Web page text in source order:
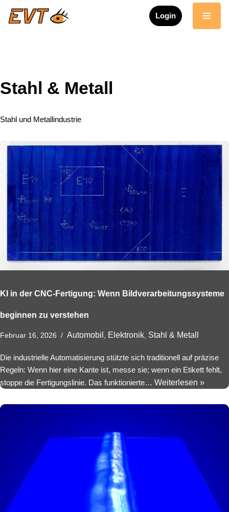
Login
Stahl & Metall
Stahl und Metallindustrie
KI in der CNC-Fertigung: Wenn Bildverarbeitungssysteme
beginnen zu verstehen
Februar 16, 2026 Automobil , Elektronik, Stahl & Metall
Die industrielle Automatisierung stützte sich traditionell auf präzise
Regeln: Wenn hier eine Kante ist, messe sie; wenn ein Etikett fehlt,
stoppe die Fertigungslinie. Das funktionierte… Weiterlesen »